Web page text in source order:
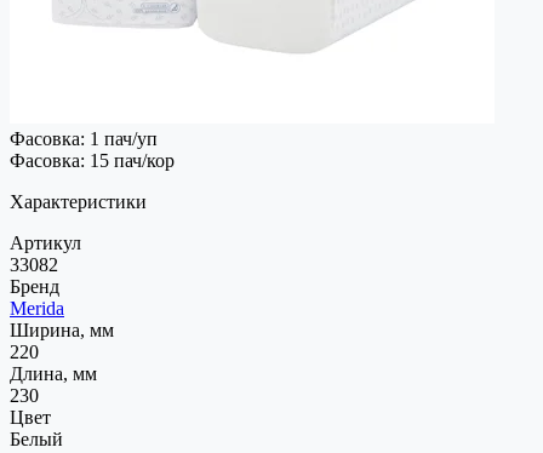
Фасовка: 1 пач/уп
Фасовка: 15 пач/кор
Характеристики
Артикул
33082
Бренд
Merida
Ширина, мм
220
Длина, мм
230
Цвет
Белый